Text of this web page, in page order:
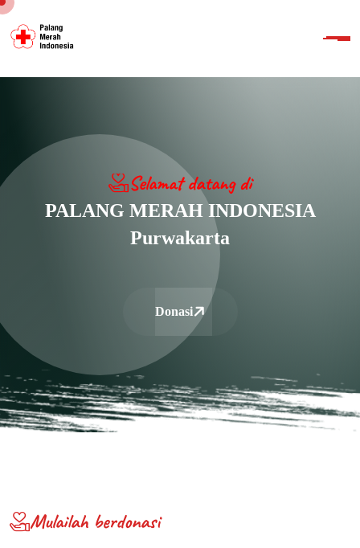
Selamat datang di
PALANG MERAH INDONESIA
Purwakarta
Donasi
Mulailah berdonasi